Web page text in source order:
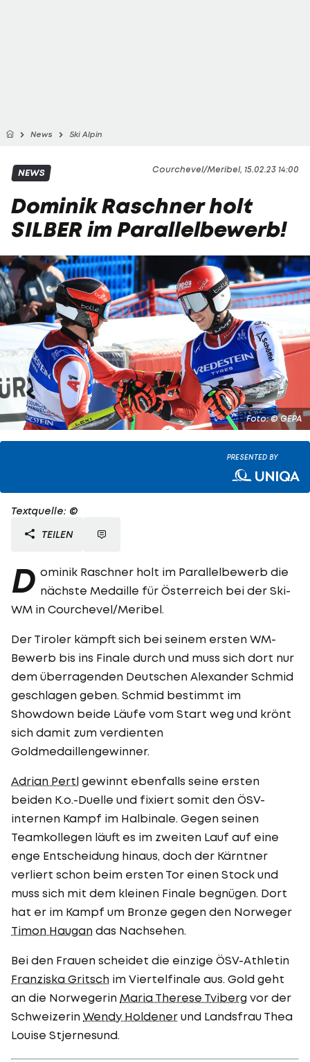
News Ski Alpin
Courchevel/Meribel, 15.02.23 14:00
NEWS
Dominik Raschner holt
SILBER im Parallelbewerb!
Foto: © GEPA
PRESENTED BY
Textquelle: ©
TEILEN
D ominik Raschner holt im Parallelbewerb die
nächste Medaille für Österreich bei der Ski-
WM in Courchevel/Meribel.
Der Tiroler kämpft sich bei seinem ersten WM-
Bewerb bis ins Finale durch und muss sich dort nur
dem überragenden Deutschen Alexander Schmid
geschlagen geben. Schmid bestimmt im
Showdown beide Läufe vom Start weg und krönt
sich damit zum verdienten
Goldmedaillengewinner.
Adrian Pertl gewinnt ebenfalls seine ersten
beiden K.o.-Duelle und fixiert somit den ÖSV-
internen Kampf im Halbinale. Gegen seinen
Teamkollegen läuft es im zweiten Lauf auf eine
enge Entscheidung hinaus, doch der Kärntner
verliert schon beim ersten Tor einen Stock und
muss sich mit dem kleinen Finale begnügen. Dort
hat er im Kampf um Bronze gegen den Norweger
Timon Haugan das Nachsehen.
Bei den Frauen scheidet die einzige ÖSV-Athletin
Franziska Gritsch im Viertelfinale aus. Gold geht
an die Norwegerin Maria Therese Tviberg vor der
Schweizerin Wendy Holdener und Landsfrau Thea
Louise Stjernesund.